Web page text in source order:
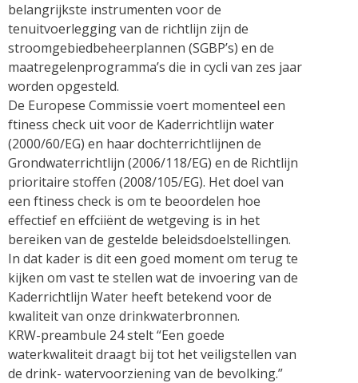
belangrijkste instrumenten voor de
tenuitvoerlegging van de richtlijn zijn de
stroomgebiedbeheerplannen (SGBP’s) en de
maatregelenprogramma’s die in cycli van zes jaar
worden opgesteld.
De Europese Commissie voert momenteel een
ftiness check uit voor de Kaderrichtlijn water
(2000/60/EG) en haar dochterrichtlijnen de
Grondwaterrichtlijn (2006/118/EG) en de Richtlijn
prioritaire stoffen (2008/105/EG). Het doel van
een ftiness check is om te beoordelen hoe
effectief en effciiënt de wetgeving is in het
bereiken van de gestelde beleidsdoelstellingen.
In dat kader is dit een goed moment om terug te
kijken om vast te stellen wat de invoering van de
Kaderrichtlijn Water heeft betekend voor de
kwaliteit van onze drinkwaterbronnen.
KRW-preambule 24 stelt “Een goede
waterkwaliteit draagt bij tot het veiligstellen van
de drink- watervoorziening van de bevolking.”